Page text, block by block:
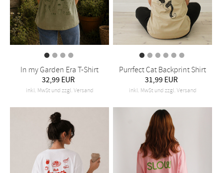
In my Garden Era T-Shirt
32,99 EUR
inkl. MwSt und zzgl. Versand
Purrfect Cat Backprint Shirt
31,99 EUR
inkl. MwSt und zzgl. Versand